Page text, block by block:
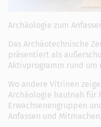
Archäologie zum
Das Archäotechnische
präsentiert als
Aktivprogramm rund um
Wo andere Vitrinen
Archäologie hautnah für
Erwachsenengruppen
Anfassen und Mitmachen.